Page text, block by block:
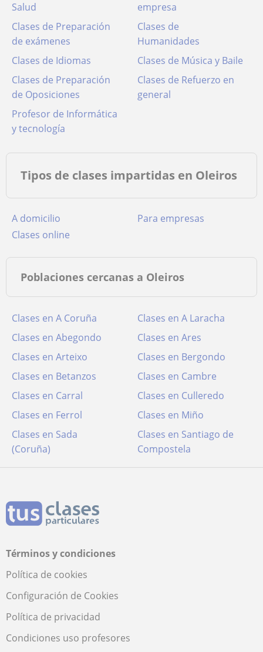
Salud
empresa
Clases de Preparación
de exámenes
Clases de
Humanidades
Clases de Idiomas
Clases de Música y Baile
Clases de Preparación
de Oposiciones
Clases de Refuerzo en
general
Profesor de Informática
y tecnología
Tipos de clases impartidas en Oleiros
a domicilio
para empresas
clases online
Poblaciones cercanas a Oleiros
Clases en A Coruña
Clases en A Laracha
Clases en Abegondo
Clases en Ares
Clases en Arteixo
Clases en Bergondo
Clases en Betanzos
Clases en Cambre
Clases en Carral
Clases en Culleredo
Clases en Ferrol
Clases en Miño
Clases en Sada
(Coruña)
Clases en Santiago de
Compostela
Términos y condiciones
Política de cookies
Configuración de Cookies
Política de privacidad
Condiciones uso profesores